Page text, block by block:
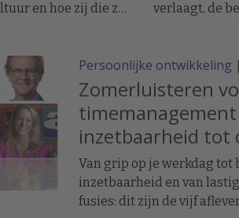
en hoe zij die zelf
verlaagt, de
Persoonlijke ontwikkeling |
Zomerluisteren
inzetbaarheid tot
Van grip op je werkdag tot
inzetbaarheid en van
fusies: dit zijn de vijf